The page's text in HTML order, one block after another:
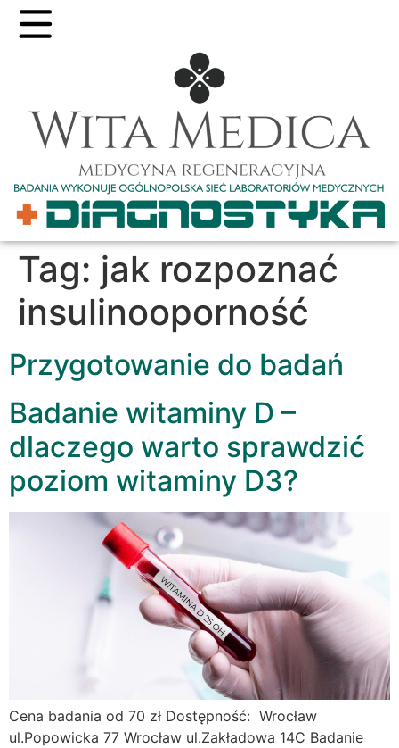
Tag: jak rozpoznać
insulinooporność
Przygotowanie do badań
Badanie witaminy D –
dlaczego warto sprawdzić
poziom witaminy D3?
Cena badania od 70 zł Dostępność: Wrocław
ul.Popowicka 77 Wrocław ul.Zakładowa 14C Badanie